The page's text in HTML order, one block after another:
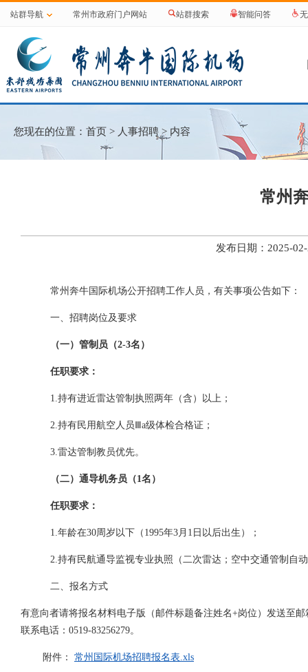
站群导航 常州市政府门户网站 站群搜索 智能问答
您现在的位置： 首页 > 人事招聘 > 内容
常州
发布日期：2025-
常州奔牛国际机场公开招聘工作人员，有关事项公告如下：
一、 招聘岗位及要求
（一）管制员 （2-3名 ）
任职要求：
1.持有进近雷达管制执照两年（含）以上；
2.持有民用航空人员Ⅲ a级体检合格证 ；
3.雷达管制教员优先。
（二）通导机务员 （1名 ）
任职要求：
1.年龄在30周岁以下（ 1995年3月 1 日以后出生） ；
2.持有民航通导监视专业执照（二次雷达；空中交通管制自
二、报名方式
有意向者请将报名材料电子版（邮件标题备注姓名+岗位）发送至邮
联系电话： 0519-83256279。
附件： 常州国际机场招聘报名表.xls